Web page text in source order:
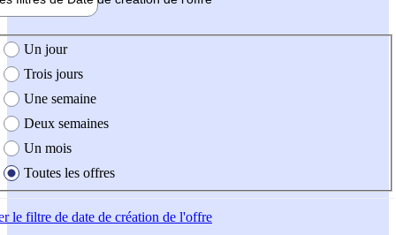
création de l'offre
Un jour
Trois jours
Une semaine
Deux semaines
Un mois
Toutes les offres
le filtre de date de création de l'offre